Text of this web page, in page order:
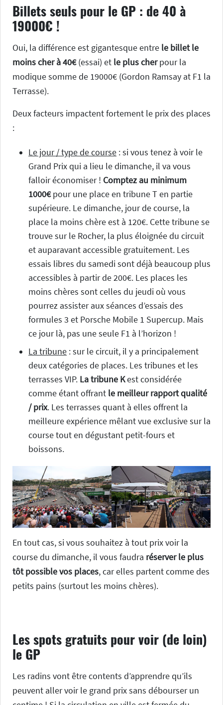
Billets seuls pour le GP : de 40 à
19000€ !
Oui, la différence est gigantesque entre le billet le
moins cher à 40€(essai) et le plus cherpour la
modique somme de 19000€ (Gordon Ramsay at F1 la
Terrasse).
Deux facteurs impactent fortement le prix des places
:
Le jour / type de course : si vous tenez à voir le
Grand Prix qui a lieu le dimanche, il va vous
falloir économiser ! Comptez au minimum
1000€pour une place en tribune T en partie
supérieure. Le dimanche, jour de course, la
place la moins chère est à 120€. Cette tribune se
trouve sur le Rocher, la plus éloignée du circuit
et auparavant accessible gratuitement. Les
essais libres du samedi sont déjà beaucoup plus
accessibles à partir de 200€. Les places les
moins chères sont celles du jeudi où vous
pourrez assister aux séances d’essais des
formules 3 et Porsche Mobile 1 Supercup. Mais
ce jour là, pas une seule F1 à l’horizon !
La tribune : sur le circuit, il y a principalement
deux catégories de places. Les tribunes et les
terrasses VIP. La tribune Kest considérée
comme étant offrant le meilleur rapport qualité
/ prix. Les terrasses quant à elles offrent la
meilleure expérience mêlant vue exclusive sur la
course tout en dégustant petit-fours et
boissons.
En tout cas, si vous souhaitez à tout prix voir la
course du dimanche, il vous faudra réserver le plus
tôt possible vos places, car elles partent comme des
petits pains (surtout les moins chères).
Les spots gratuits pour voir (de loin)
le GP
Les radins vont être contents d’apprendre qu’ils
peuvent aller voir le grand prix sans débourser un